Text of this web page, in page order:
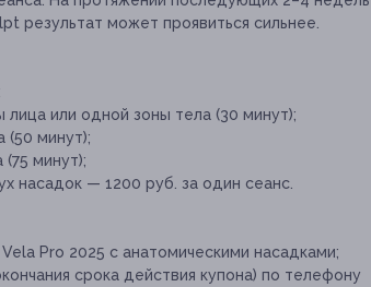
результат может проявиться сильнее.
или одной зоны тела (30 минут);
(50 минут);
минут);
насадок — 1200 руб. за один сеанс.
Pro 2025 с анатомическими насадками;
срока действия купона) по телефону